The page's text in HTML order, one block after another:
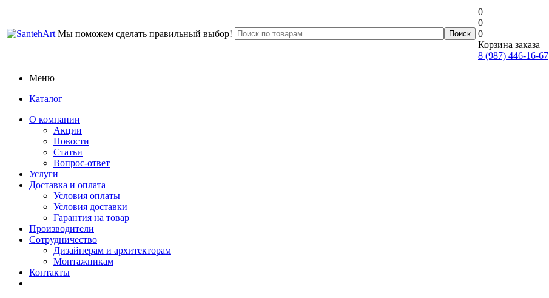
Мы поможем сделать правильный выбор!
0
0
0
Корзина заказа
8 (987) 446-16-67
Меню
Каталог
О компании
Акции
Новости
Статьи
Вопрос-ответ
Услуги
Доставка и оплата
Условия оплаты
Условия доставки
Гарантия на товар
Производители
Сотрудничество
Дизайнерам и архитекторам
Монтажникам
Контакты